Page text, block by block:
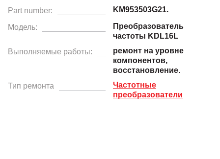
Part number: KM953503G21.
Модель:
Преобразователь
частоты KDL16L
Выполняемые работы:
ремонт на уровне
компонентов,
восстановление.
Тип ремонта
Частотные
преобразователи